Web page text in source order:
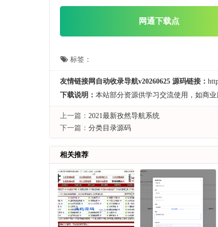
网通下载点
标签：
友情链接网自动收录导航v20260625 源码链接：
下载说明： 本站部分资源供学习交流使用，如商业
上一篇： 2021最新孜然导航系统
下一篇： 分类目录源码
相关推荐